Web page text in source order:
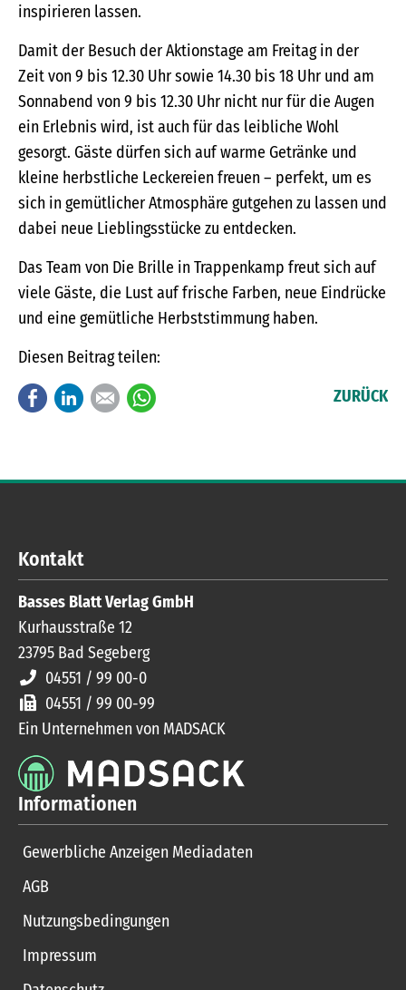
inspirieren lassen.
Damit der Besuch der Aktionstage am Freitag in der
Zeit von 9 bis 12.30 Uhr sowie 14.30 bis 18 Uhr und am
Sonnabend von 9 bis 12.30 Uhr nicht nur für die Augen
ein Erlebnis wird, ist auch für das leibliche Wohl
gesorgt. Gäste dürfen sich auf warme Getränke und
kleine herbstliche Leckereien freuen – perfekt, um es
sich in gemütlicher Atmosphäre gutgehen zu lassen und
dabei neue Lieblingsstücke zu entdecken.
Das Team von Die Brille in Trappenkamp freut sich auf
viele Gäste, die Lust auf frische Farben, neue Eindrücke
und eine gemütliche Herbststimmung haben.
Diesen Beitrag teilen:
FacebookLinkedInE-mail ZURÜCK
Kontakt
Basses Blatt Verlag GmbH
Kurhausstraße 12
23795 Bad Segeberg
04551 / 99 00-0
04551 / 99 00-99
Ein Unternehmen von MADSACK
Informationen
Gewerbliche Anzeigen Mediadaten
AGB
Nutzungsbedingungen
Impressum